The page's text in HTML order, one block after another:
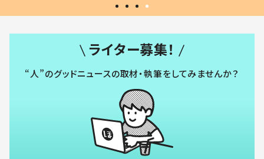
ライター募集！
“人”のグッドニュースの取材・執筆をしてみませんか？